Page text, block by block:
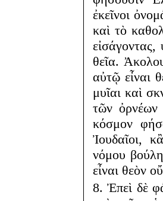
ἐκεῖνοι
καὶ τὸ
θεῖα.
αὐτῷ εἶναι
μυῖαι καὶ
τῶν ὀρνέων
κόσμον
Ἰουδαῖοι,
νόμου
εἶναι θεὸν
8. Ἐπεὶ δὲ